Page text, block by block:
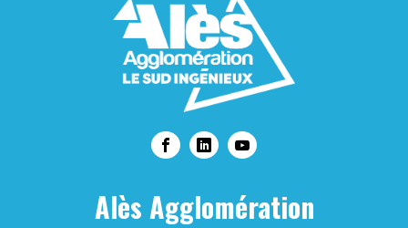
Alès Agglomération